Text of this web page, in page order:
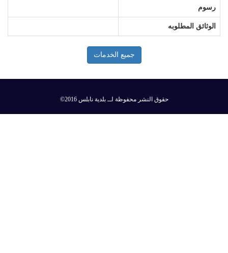
رسوم
الوثائق المطلوبه
جميع الخدمات
©2016 حقوق النشر محفوظة لــ بلدية نابلس